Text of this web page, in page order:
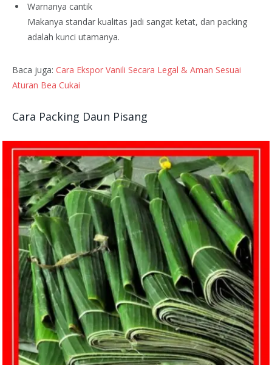
Warnanya cantik
Makanya standar kualitas jadi sangat ketat, dan packing
adalah kunci utamanya.
Baca juga: Cara Ekspor Vanili Secara Legal & Aman Sesuai
Aturan Bea Cukai
Cara Packing Daun Pisang